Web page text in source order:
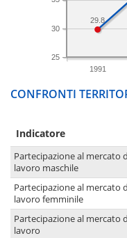
1991
25
30
29.8
CONFRONTI
Indicatore
Partecipazione al mercato
lavoro maschile
Partecipazione al mercato
lavoro femminile
Partecipazione al mercato
lavoro